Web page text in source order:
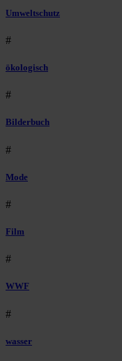
Umweltschutz
#
ökologisch
#
Bilderbuch
#
Mode
#
Film
#
WWF
#
wasser